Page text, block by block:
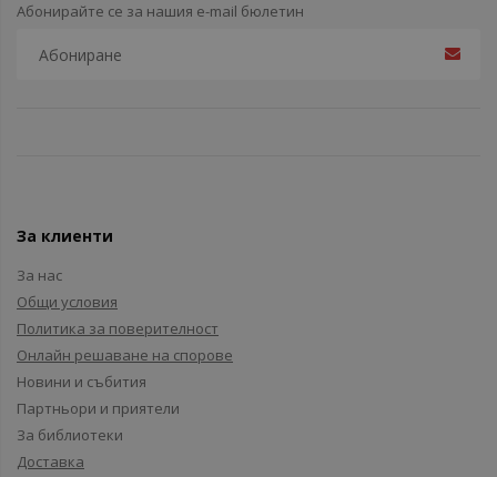
Абонирайте се за нашия e-mail бюлетин
За клиенти
За нас
Общи условия
Политика за поверителност
Онлайн решаване на спорове
Новини и събития
Партньори и приятели
За библиотеки
Доставка